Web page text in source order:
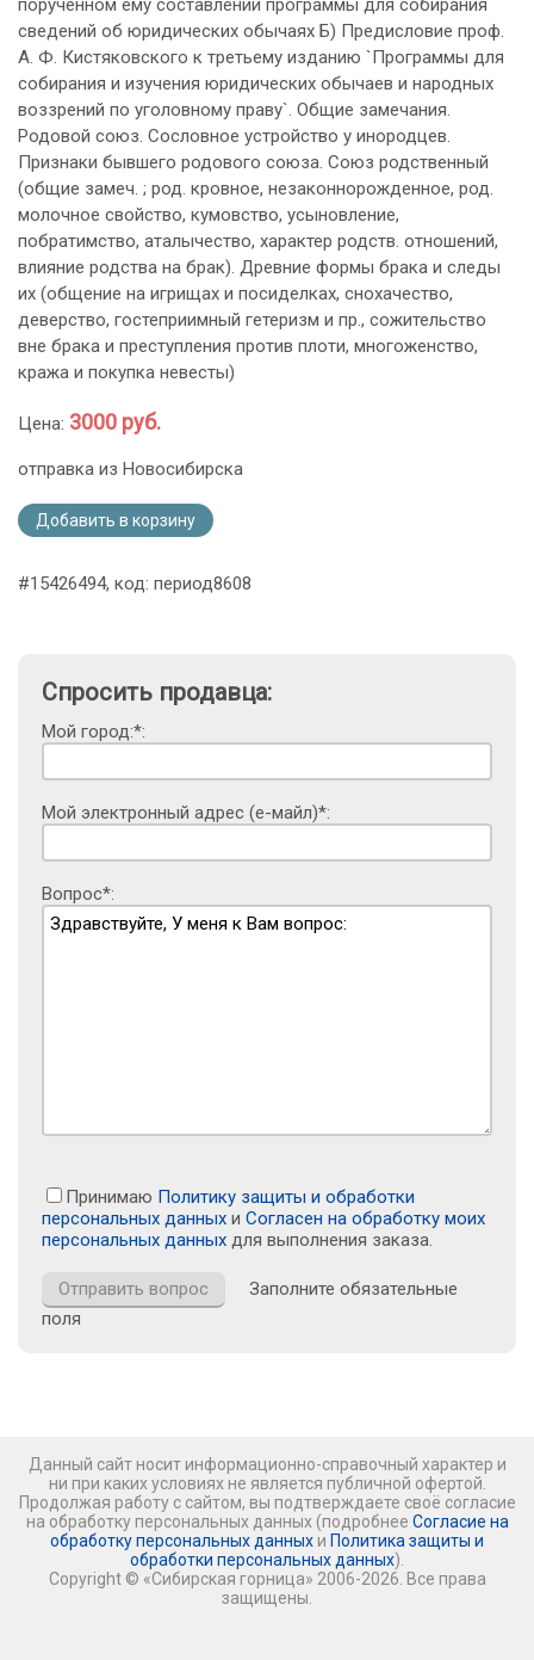
порученном ему составлении программы для собирания
сведений об юридических обычаях Б) Предисловие проф.
А. Ф. Кистяковского к третьему изданию `Программы для
собирания и изучения юридических обычаев и народных
воззрений по уголовному праву`. Общие замечания.
Родовой союз. Сословное устройство у инородцев.
Признаки бывшего родового союза. Союз родственный
(общие замеч. ; род. кровное, незаконнорожденное, род.
молочное свойство, кумовство, усыновление,
побратимство, аталычество, характер родств. отношений,
влияние родства на брак). Древние формы брака и следы
их (общение на игрищах и посиделках, снохачество,
деверство, гостеприимный гетеризм и пр., сожительство
вне брака и преступления против плоти, многоженство,
кража и покупка невесты)
Цена: 3000 руб.
отправка из Новосибирска
Добавить в корзину
#15426494, код: период8608
Спросить продавца:
Мой город:*:
Мой электронный адрес (е-майл)*:
Вопрос*:
Принимаю Политику защиты и обработки
персональных данных и Согласен на обработку моих
персональных данных для выполнения заказа.
Заполните обязательные
поля
Данный сайт носит информационно-справочный характер и
ни при каких условиях не является публичной офертой.
Продолжая работу с сайтом, вы подтверждаете своё согласие
на обработку персональных данных (подробнее Согласие на
обработку персональных данных и Политика защиты и
обработки персональных данных).
Copyright © «Сибирская горница» 2006-2026. Все права
защищены.